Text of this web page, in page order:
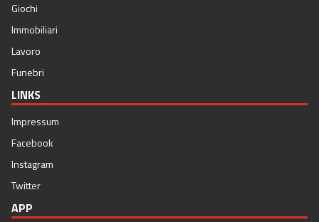
Giochi
Immobiliari
Lavoro
Funebri
LINKS
Impressum
Facebook
Instagram
Twitter
APP